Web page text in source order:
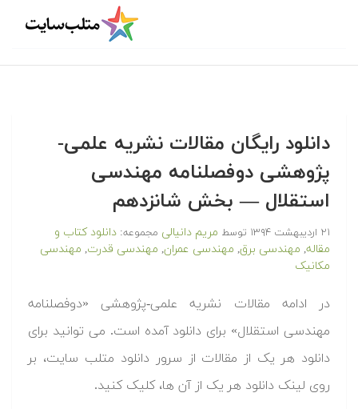
دانلود رایگان مقالات نشریه علمی-
پژوهشی دوفصلنامه مهندسی
استقلال — بخش شانزدهم
۲۱ اردیبهشت ۱۳۹۴ توسط مریم دانیالی مجموعه: دانلود کتاب و
مقاله, مهندسی برق, مهندسی عمران, مهندسی قدرت, مهندسی
مکانیک
در ادامه مقالات نشریه علمی-پژوهشی «دوفصلنامه
مهندسی استقلال» برای دانلود آمده است. می توانید برای
دانلود هر یک از مقالات از سرور دانلود متلب سایت، بر
روی لینک دانلود هر یک از آن ها، کلیک کنید.